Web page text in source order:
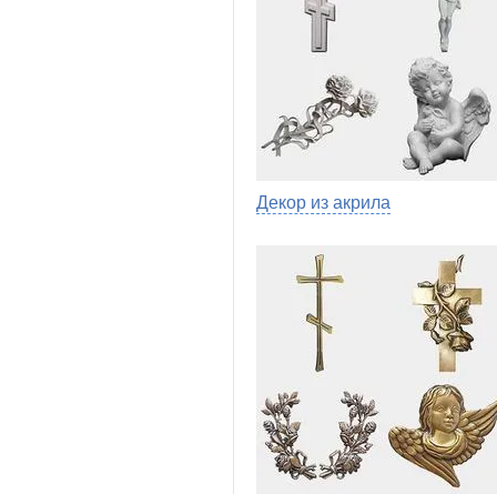
Декор из акрила